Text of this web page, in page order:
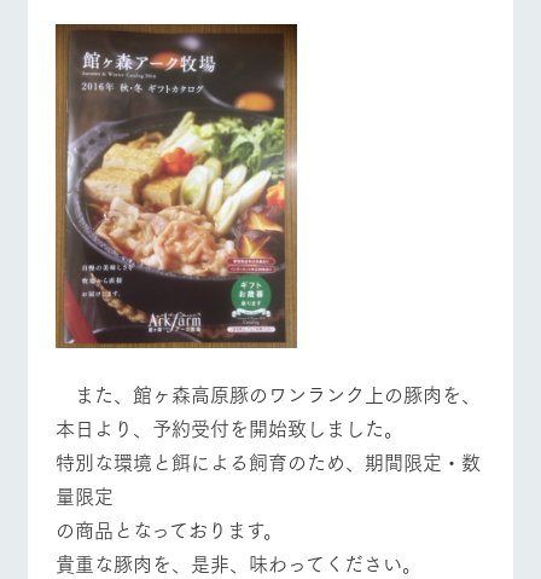
だく質問
団体のお
客様へ
ペットを
お連れの
お客様へ
お問い合
わせ・資
料請求
理人が腕を振
い、ビュッフェ
スタイルで提供
た生産品をはじ
め、牧場産の逸
品を取り揃えた
店舗
周遊バス
牧場内を巡る周
遊バスのご案内
ネットショップ
個人情報取扱いについて
牧場マップを見る 周遊バス
営業時間・料金
よくあるご質問
ペットをお連れの
お客様へ
また、館ヶ森高原豚のワンランク上の豚肉を、
​本日より、予約受付を開始致しました。
特別な環境と餌による飼育のため、期間限定・数
量限定
の​商品となっております。
​貴重な豚肉を、是非、味わってください。